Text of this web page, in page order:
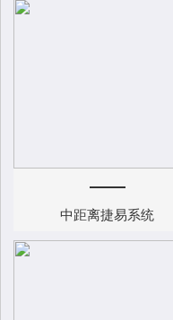
中距离捷易系统